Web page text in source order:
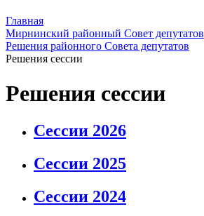
Главная
Мирнинский районный Совет депутатов
Решения районного Совета депутатов
Решения сессии
Решения сессии
Сессии 2026
Сессии 2025
Сессии 2024